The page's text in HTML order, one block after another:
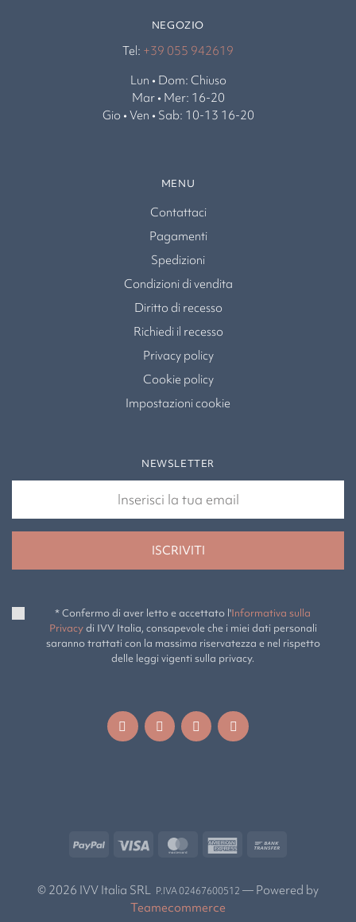
NEGOZIO
Tel: +39 055 942619
Lun • Dom: Chiuso
Mar • Mer: 16-20
Gio • Ven • Sab: 10-13 16-20
MENU
Contattaci
Pagamenti
Spedizioni
Condizioni di vendita
Diritto di recesso
Richiedi il recesso
Privacy policy
Cookie policy
Impostazioni cookie
NEWSLETTER
* Confermo di aver letto e accettato l'Informativa sulla
Privacydi IVV Italia, consapevole che i miei dati personali
saranno trattati con la massima riservatezza e nel rispetto
delle leggi vigenti sulla privacy.
© 2026 IVV Italia SRL P.IVA 02467600512 — Powered by
Teamecommerce